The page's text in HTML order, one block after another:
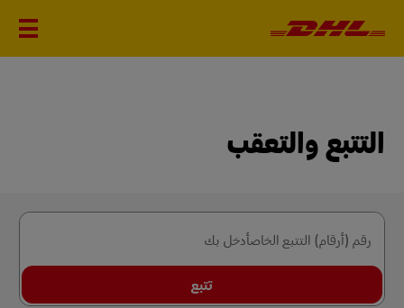
التتبع والتعقب
رقم (أرقام) التتبع الخاصأدخل بك
تتبع